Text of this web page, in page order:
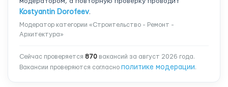
Kostyantin Dorofeev.
Модератор категории «Строительство - Ремонт -
Архитектура»
Сейчас проверяется 870 вакансий за август 2026 года.
Вакансии проверяются согласно политике модерации.